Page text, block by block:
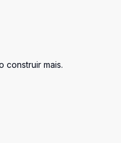
construir mais.